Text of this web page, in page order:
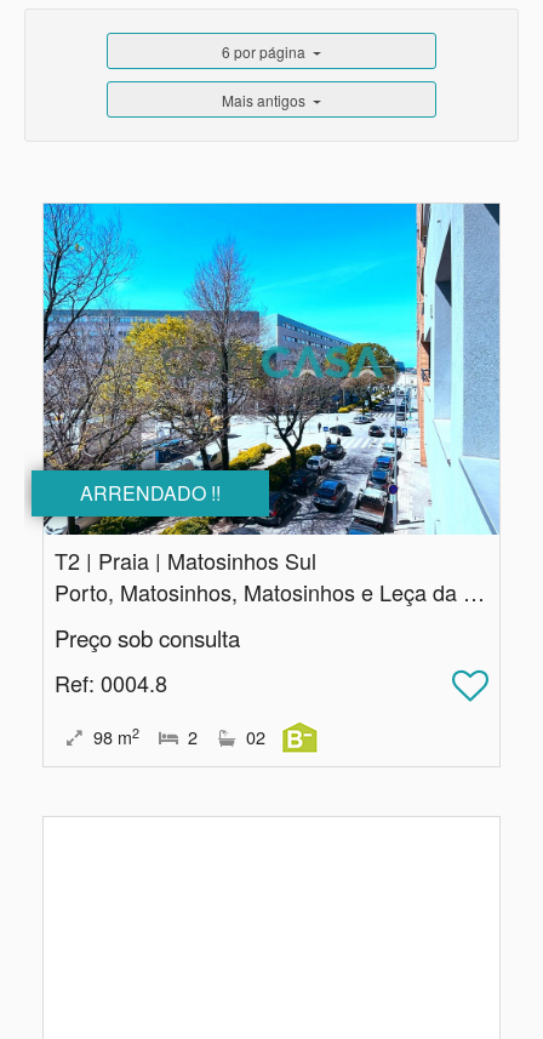
6 por página
Mais antigos
ARRENDADO !!
T2 | Praia | Matosinhos Sul
Porto, Matosinhos, Matosinhos e Leça da Palmeira
Preço sob consulta
Ref: 0004.8
98 m2 2 02